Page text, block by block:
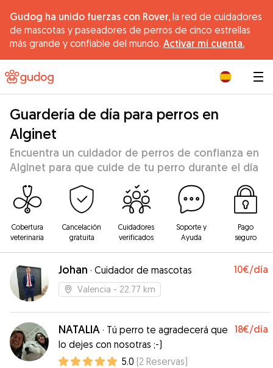
Gudog ha unido fuerzas con Rover, la red de cuidadores
de mascotas y paseadores de perros de cinco estrellas
más grande y confiable del mundo. Activar mi cuenta.
Guardería de día para perros en
Alginet
Encuentra un cuidador de perros de confianza en
Alginet para que cuide de tu perro durante el día
Cobertura
veterinaria
Cancelación
gratuita
Cuidadores
verificados
Soporte y
Ayuda
Pago
seguro
Johan · Cuidador de mascotas 10€/día
Valencia - 22.77 km
NATALIA · Tú perro te agradecerá que
lo dejes con nosotras ;-)
18€/día
5.0 (2 Reservas)